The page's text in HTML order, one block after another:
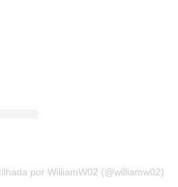
por WilliamW02 (@williamw02)